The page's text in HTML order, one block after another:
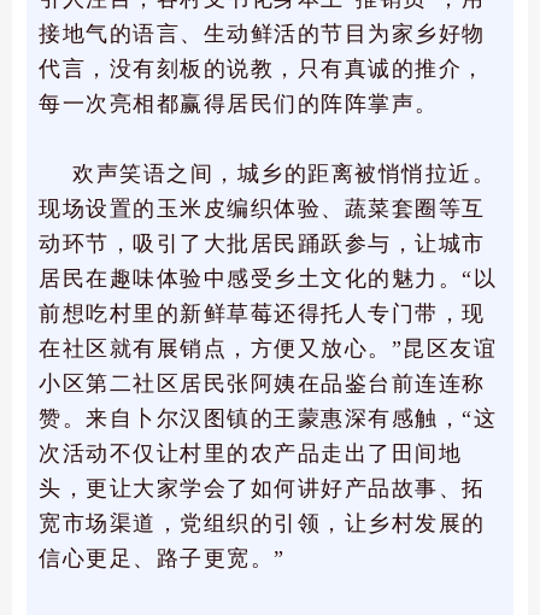
接地气的语言、生动鲜活的节目为家乡好物
代言，没有刻板的说教，只有真诚的推介，
每一次亮相都赢得居民们的阵阵掌声。
欢声笑语之间，城乡的距离被悄悄拉近。
现场设置的玉米皮编织体验、蔬菜套圈等互
动环节，吸引了大批居民踊跃参与，让城市
居民在趣味体验中感受乡土文化的魅力。“以
前想吃村里的新鲜草莓还得托人专门带，现
在社区就有展销点，方便又放心。”昆区友谊
小区第二社区居民张阿姨在品鉴台前连连称
赞。来自卜尔汉图镇的王蒙惠深有感触，“这
次活动不仅让村里的农产品走出了田间地
头，更让大家学会了如何讲好产品故事、拓
宽市场渠道，党组织的引领，让乡村发展的
信心更足、路子更宽。”